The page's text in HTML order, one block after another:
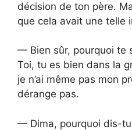
décision de ton père.
que cela avait une telle
— Bien sûr, pourquoi te
Toi, tu es bien dans la
je n’ai même pas mon
dérange pas.
— Dima, pourquoi dis-